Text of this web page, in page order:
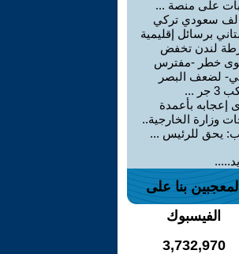
على منصة ...
سعودي تركي
برسائل إقليمية
لندن تخفض
خطر -مفترس
لضعف البصر
جر ...
إعجابه بأعمدة
وزارة الخارجية..
يحق للرئيس ...
المعجبين بنا على
الفيسبوك
3,732,970